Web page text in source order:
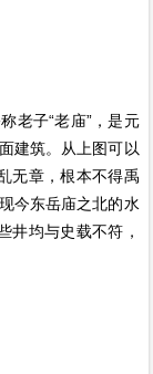
老子“老庙”，是元
建筑。从上图可以
无章，根本不得禹
今东岳庙之北的水
井均与史载不符，